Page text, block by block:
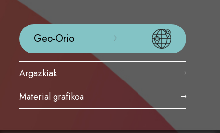
Geo-Orio
Argazkiak
Material grafikoa